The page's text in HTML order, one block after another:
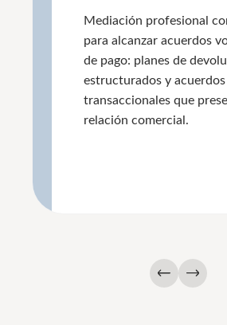
Mediación profesional
para alcanzar acuerdos
de pago: planes de
estructurados y acuerdos
transaccionales que
relación comercial.